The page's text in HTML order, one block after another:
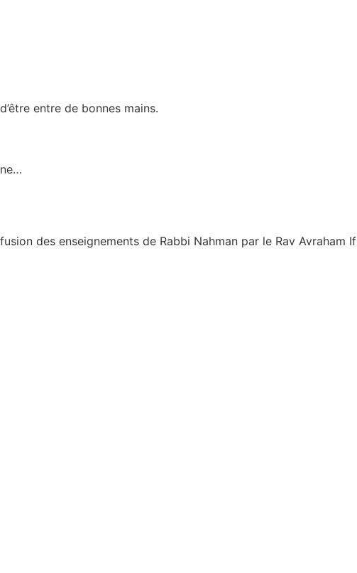
entre de bonnes mains.
des enseignements de Rabbi Nahman par le Rav Avraham